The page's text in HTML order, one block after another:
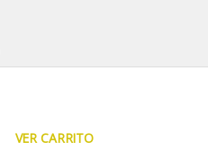
VER CARRITO